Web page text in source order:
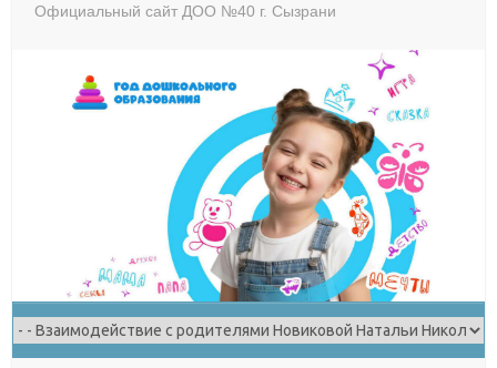
Официальный сайт ДОО №40 г. Сызрани